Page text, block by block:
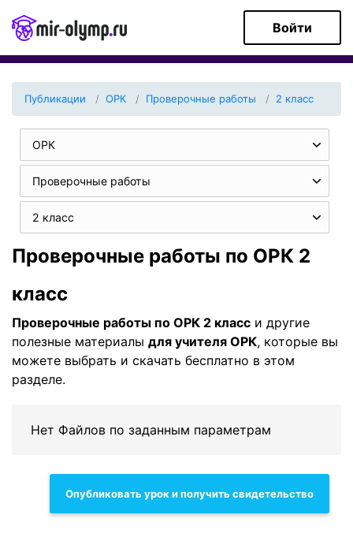
Войти
Публикации ОРК Проверочные работы 2 класс
ОРК
Проверочные работы
2 класс
Проверочные работы по ОРК 2
класс
Проверочные работы по ОРК 2 класс и другие
полезные материалы для учителя ОРК, которые вы
можете выбрать и скачать бесплатно в этом
разделе.
Нет Файлов по заданным параметрам
Опубликовать урок и получить свидетельство